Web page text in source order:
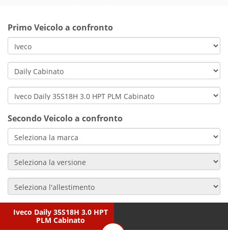
Primo Veicolo a confronto
Secondo Veicolo a confronto
Iveco Daily 35S18H 3.0 HPT
PLM Cabinato